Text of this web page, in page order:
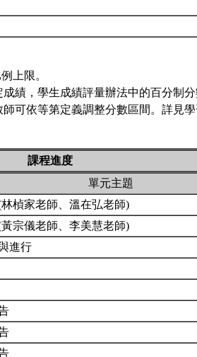
上限。
績，學生成績評量辦法中的百分制
可依等第定義調整分數區間。詳見
課程進度
單元主題
楨家老師、溫在弘老師)
宗儀老師、李美慧老師)
進行